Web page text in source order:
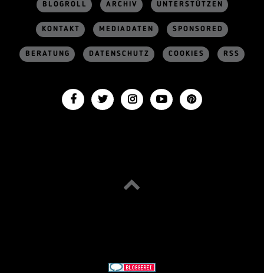
BLOGROLL ARCHIV UNTERSTÜTZEN
KONTAKT MEDIADATEN SPONSORED
BERATUNG DATENSCHUTZ COOKIES RSS